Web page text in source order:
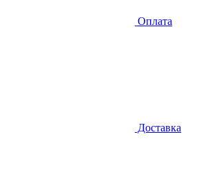
Оплата
Доставка